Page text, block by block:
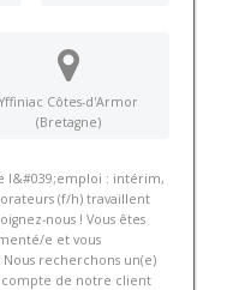
Yffiniac Côtes-d'Armor
(Bretagne)
l&#039;emploi : intérim,
(f/h) travaillent
nous ! Vous êtes
e et vous
recherchons un(e)
compte de notre client